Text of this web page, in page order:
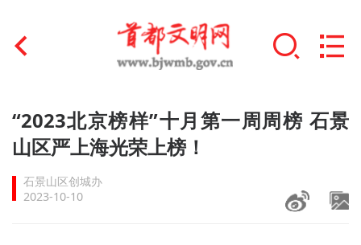
首页
文明创建
文明实践
“2023北京榜样”十月第一周周榜 石景
山区严上海​光荣上榜！​
石景山区创城办
2023-10-10